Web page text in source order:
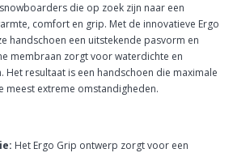
die op zoek zijn naar een
comfort en grip. Met de innovatieve Ergo
handschoen een uitstekende pasvorm en
membraan zorgt voor waterdichte en
Het resultaat is een handschoen die maximale
meest extreme omstandigheden.
Het Ergo Grip ontwerp zorgt voor een